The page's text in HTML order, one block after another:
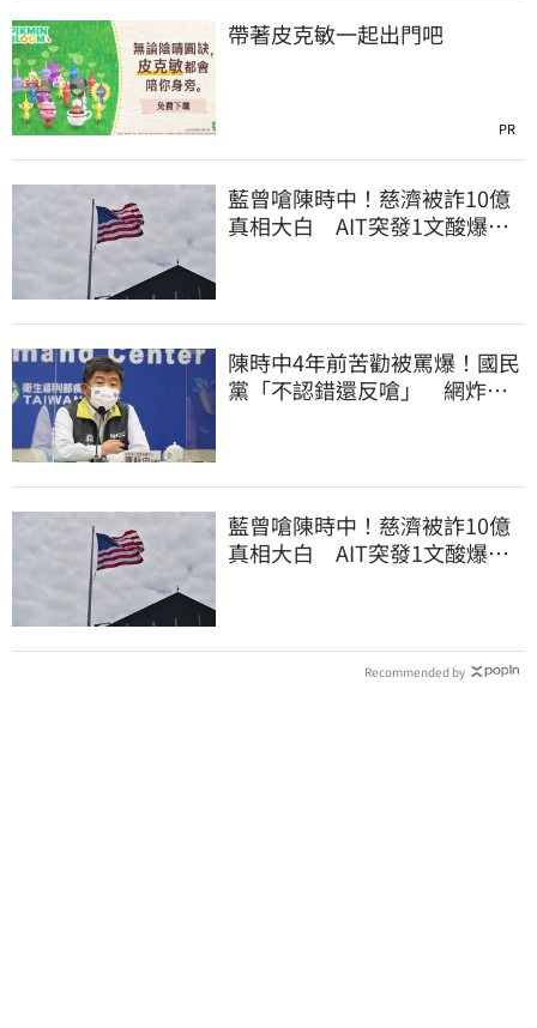
帶著皮克敏一起出門吧
PR
藍曾嗆陳時中！慈濟被詐10億
真相大白 AIT突發1文酸爆…
陳時中4年前苦勸被罵爆！國民
黨「不認錯還反嗆」 網炸
藍曾嗆陳時中！慈濟被詐10億
真相大白 AIT突發1文酸爆…
Recommended by